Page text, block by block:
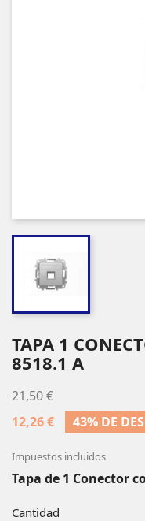
TAPA 1
8518.1 A
21,50 €
12,26 €
43% DE
Impuestos incluidos
Tapa de 1 Conector
Cantidad